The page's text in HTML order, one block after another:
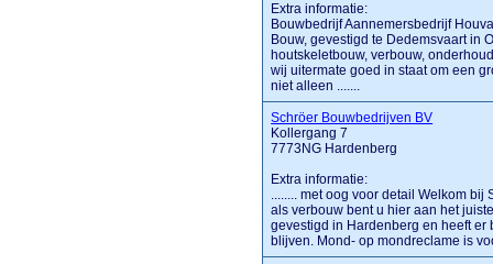
Extra informatie:
Bouwbedrijf Aannemersbedrijf
Bouw, gevestigd te Dedemsvaart in
houtskeletbouw, verbouw,
wij uitermate goed in staat om een
niet alleen .......
Schröer Bouwbedrijven BV
Kollergang 7
7773NG Hardenberg
Extra informatie:
........ met oog voor detail Welkom
als verbouw bent u hier aan het
gevestigd in Hardenberg en heeft
blijven. Mond- op mondreclame is